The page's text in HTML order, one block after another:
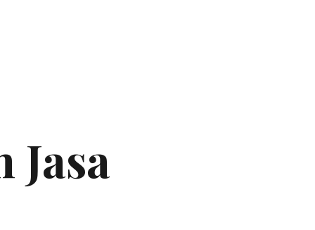
Jasa